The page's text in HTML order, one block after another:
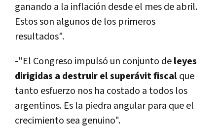
ganando a la inflación desde el mes de abril.
Estos son algunos de los primeros
resultados".
-"El Congreso impulsó un conjunto deleyes
dirigidas a destruir el superávit fiscalque
tanto esfuerzo nos ha costado a todos los
argentinos. Es la piedra angular para que el
crecimiento sea genuino".